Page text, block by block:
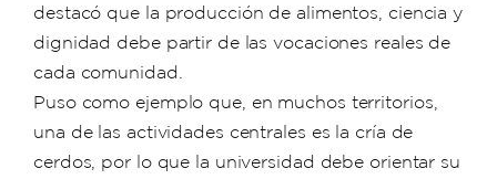
destacó que la producción de alimentos, ciencia y
dignidad debe partir de las vocaciones reales de
cada comunidad.
Puso como ejemplo que, en muchos territorios,
una de las actividades centrales es la cría de
cerdos, por lo que la universidad debe orientar su